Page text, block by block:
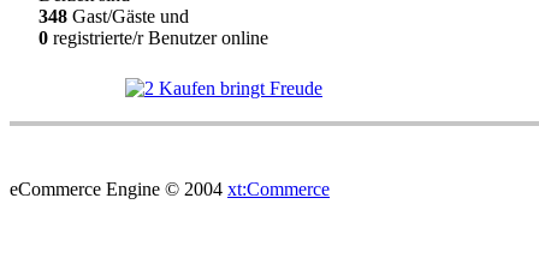
348 Gast/Gäste und
0 registrierte/r Benutzer online
eCommerce Engine © 2004 xt:Commerce